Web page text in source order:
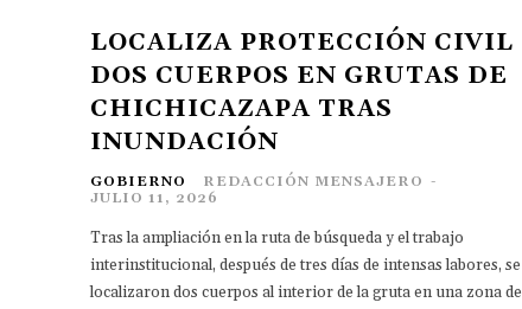
LOCALIZA PROTECCIÓN CIVIL
DOS CUERPOS EN GRUTAS DE
CHICHICAZAPA TRAS
INUNDACIÓN
GOBIERNO REDACCIÓN MENSAJERO -
JULIO 11, 2026
Tras la ampliación en la ruta de búsqueda y el trabajo
interinstitucional, después de tres días de intensas labores, se
localizaron dos cuerpos al interior de la gruta en una zona de